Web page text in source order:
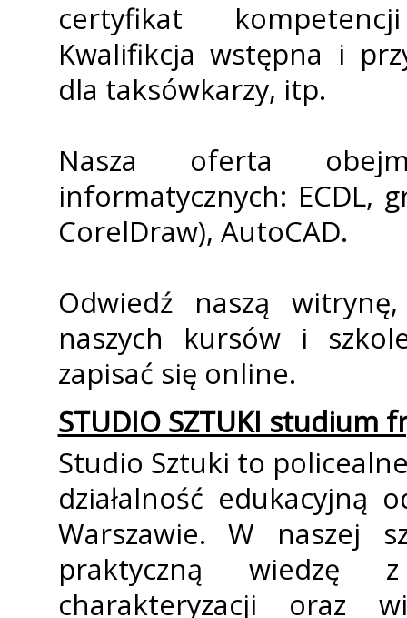
certyfikat
Kwalifikcja wstępna i
dla taksówkarzy, itp.
Nasza oferta
informatycznych: ECDL,
CorelDraw), AutoCAD.
Odwiedź naszą
naszych kursów i
zapisać się online.
STUDIO SZTUKI studium
Studio Sztuki to
działalność edukacyjną
Warszawie. W naszej
praktyczną wiedzę
charakteryzacji oraz